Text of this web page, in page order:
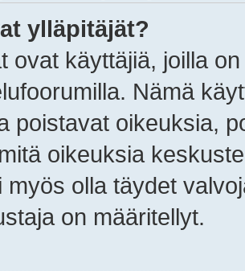
ylläpitäjät?
ovat käyttäjiä, joilla
Nämä
poistavat oikeuksia,
oikeuksia
myös olla täydet
on määritellyt.